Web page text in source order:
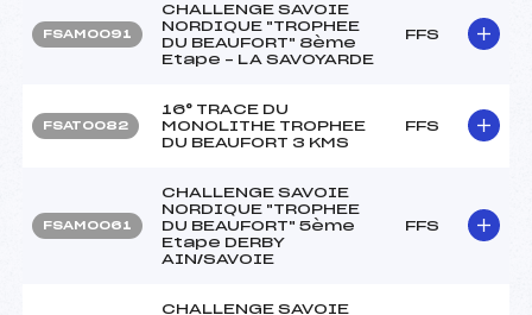
FSAM0091
CHALLENGE SAVOIE
NORDIQUE "TROPHEE
DU BEAUFORT" 8ème
Etape – LA SAVOYARDE
FFS
FSAT0082
16° TRACE DU
MONOLITHE TROPHEE
DU BEAUFORT 3 KMS
FFS
FSAM0061
CHALLENGE SAVOIE
NORDIQUE "TROPHEE
DU BEAUFORT" 5ème
Etape DERBY
AIN/SAVOIE
FFS
CHALLENGE SAVOIE